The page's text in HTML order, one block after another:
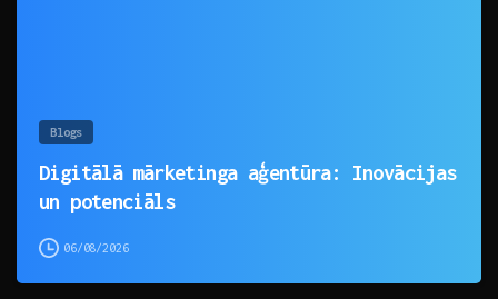
Blogs
Digitālā mārketinga aģentūra: Inovācijas
un potenciāls
06/08/2026